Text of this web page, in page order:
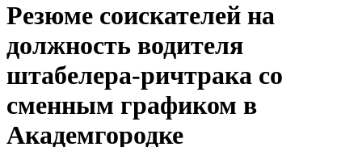
Резюме соискателей на
должность водителя
штабелера-ричтрака со
сменным графиком в
Академгородке